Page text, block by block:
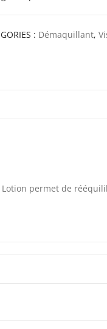
: Démaquillant,
permet de